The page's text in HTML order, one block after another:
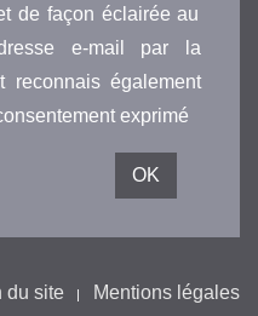
de façon éclairée au
e-mail par la
reconnais également
exprimé
du site Mentions légales